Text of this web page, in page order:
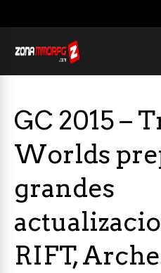
GC 2015 –
Worlds
grandes
RIFT,